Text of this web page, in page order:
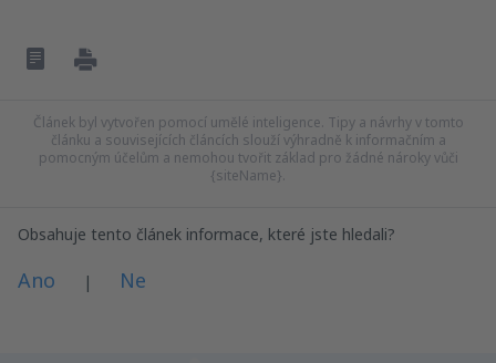
Článek byl vytvořen pomocí umělé inteligence. Tipy a návrhy v tomto
článku a souvisejících článcích slouží výhradně k informačním a
pomocným účelům a nemohou tvořit základ pro žádné nároky vůči
{siteName}.
Obsahuje tento článek informace, které jste hledali?
Ano | Ne